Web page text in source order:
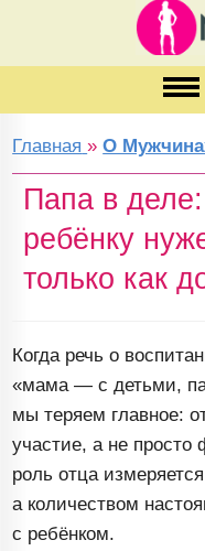
Главная »О
Папа в
ребёнку
только как
Когда речь о
«мама — с детьми,
мы теряем главное:
участие, а не просто
роль отца
а количеством
с ребёнком.